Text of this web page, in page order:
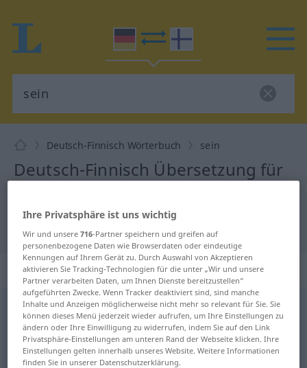
Deutsch-Finnisch Wörterbuch sein
Deutsch-Finnisch Übersetzung für
"sein" Finnisch Übersetzung
„sein“
sein
Übersicht aller Übersetzungen
(Für mehr Details die Übersetzung anklicken/antippen)
Ihre Privatsphäre ist uns wichtig
Wir und unsere716-Partner speichern und greifen auf
personenbezogene Daten wie Browserdaten oder eindeutige
Kennungen auf Ihrem Gerät zu. Durch Auswahl von Akzeptieren
aktivieren Sie Tracking-Technologien für die unter „Wir und unsere
Partner verarbeiten Daten, um Ihnen Dienste bereitzustellen“
aufgeführten Zwecke. Wenn Tracker deaktiviert sind, sind manche
Inhalte und Anzeigen möglicherweise nicht mehr so relevant für Sie. Sie
können dieses Menü jederzeit wieder aufrufen, um Ihre Einstellungen zu
ändern oder Ihre Einwilligung zu widerrufen, indem Sie auf den Link
Privatsphäre-Einstellungen am unteren Rand der Webseite klicken. Ihre
Einstellungen gelten innerhalb unseres Website. Weitere Informationen
finden Sie in unserer Datenschutzerklärung.